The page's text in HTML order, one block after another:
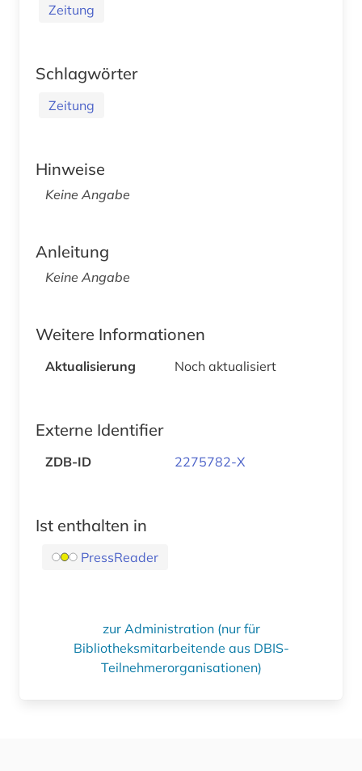
Zeitung
Schlagwörter
Zeitung
Hinweise
Keine Angabe
Anleitung
Keine Angabe
Weitere Informationen
Aktualisierung Noch aktualisiert
Externe Identifier
ZDB-ID 2275782-X
Ist enthalten in
PressReader
zur Administration (nur für
Bibliotheksmitarbeitende aus DBIS-
Teilnehmerorganisationen)